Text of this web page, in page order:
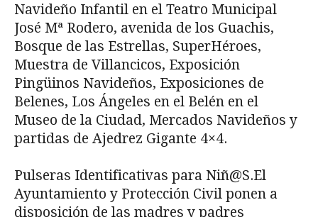
Navideño Infantil en el Teatro Municipal
José Mª Rodero, avenida de los Guachis,
Bosque de las Estrellas, SuperHéroes,
Muestra de Villancicos, Exposición
Pingüinos Navideños, Exposiciones de
Belenes, Los Ángeles en el Belén en el
Museo de la Ciudad, Mercados Navideños y
partidas de Ajedrez Gigante 4×4.
Pulseras Identificativas para Niñ@S.El
Ayuntamiento y Protección Civil ponen a
disposición de las madres y padres